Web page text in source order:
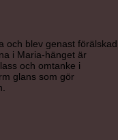
och blev genast förälskad
i Maria-hänget är
och omtanke i
glans som gör